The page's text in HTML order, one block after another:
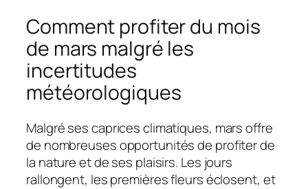
Comment profiter du mois
de mars malgré les
incertitudes
météorologiques
Malgré ses caprices climatiques, mars offre
de nombreuses opportunités de profiter de
la nature et de ses plaisirs. Les jours
rallongent, les premières fleurs éclosent, et